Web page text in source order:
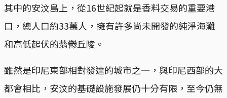
其中的安汶島上，從16世紀起就是香料交易的重要港
口，總人口約33萬人，擁有許多尚未開發的純淨海灘
和高低起伏的蓊鬱丘陵。
雖然是印尼東部相對發達的城市之一，與印尼西部的大
都會相比，安汶的基礎設施發展仍十分有限，至今仍無